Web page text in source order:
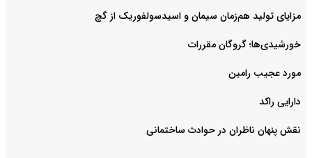
مزایای تولید هم‌زمان سیمان و اسیدسولفوریک از گچ
خورشیدی‌ها؛ گروگان مقررات
مورد عجیب رامین
دارایی راکد
نقش پنهان ناظران در حوادث ساختمانی